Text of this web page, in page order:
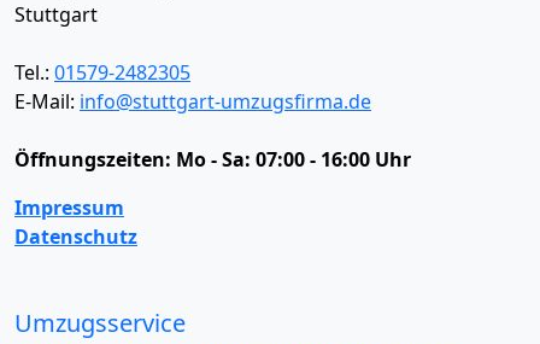
Stuttgart
Tel.: 01579-2482305
E-Mail: info@stuttgart-umzugsfirma.de
Öffnungszeiten: Mo - Sa: 07:00 - 16:00 Uhr
Impressum
Datenschutz
Umzugsservice